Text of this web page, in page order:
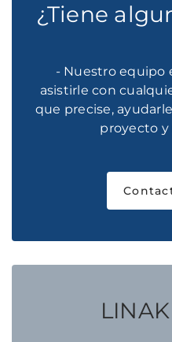
¿Tiene
- Nuestro equipo
asistirle con
que precise,
proyecto y